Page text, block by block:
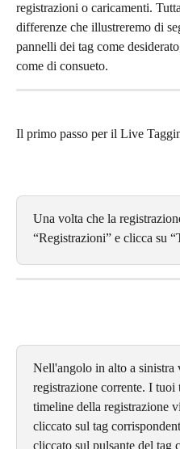
registrazioni o caricamenti.
differenze che illustreremo di
pannelli dei tag come
come di consueto.
Il primo passo per il Live
Una volta che la
“Registrazioni” e clicca su
Nell'angolo in alto a sinistra
registrazione corrente. I tuoi
timeline della registrazione
cliccato sul tag
cliccato sul pulsante del tag